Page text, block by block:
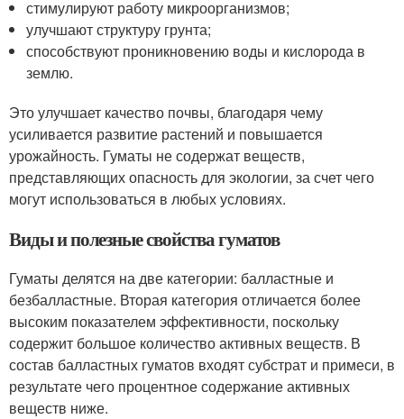
стимулируют работу микроорганизмов;
улучшают структуру грунта;
способствуют проникновению воды и кислорода в
землю.
Это улучшает качество почвы, благодаря чему
усиливается развитие растений и повышается
урожайность. Гуматы не содержат веществ,
представляющих опасность для экологии, за счет чего
могут использоваться в любых условиях.
Виды и полезные свойства гуматов
Гуматы делятся на две категории: балластные и
безбалластные. Вторая категория отличается более
высоким показателем эффективности, поскольку
содержит большое количество активных веществ. В
состав балластных гуматов входят субстрат и примеси, в
результате чего процентное содержание активных
веществ ниже.